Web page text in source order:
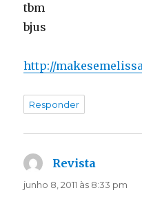
tbm
bjus
http://
Responder
Revista
junho 8, 2011 às 8:33 pm